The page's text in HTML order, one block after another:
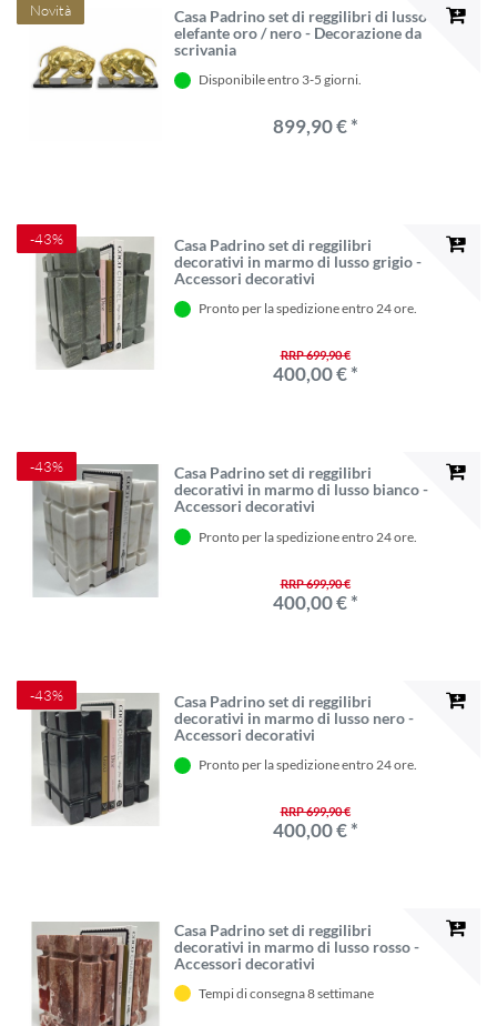
Novità
Casa Padrino set di reggilibri di lusso
elefante oro / nero - Decorazione da
scrivania
Disponibile entro 3-5 giorni.
899,90 € *
-43%
Casa Padrino set di reggilibri
decorativi in ​​marmo di lusso grigio -
Accessori decorativi
Pronto per la spedizione entro 24 ore.
RRP 699,90 €
400,00 € *
-43%
Casa Padrino set di reggilibri
decorativi in ​​marmo di lusso bianco -
Accessori decorativi
Pronto per la spedizione entro 24 ore.
RRP 699,90 €
400,00 € *
-43%
Casa Padrino set di reggilibri
decorativi in ​​marmo di lusso nero -
Accessori decorativi
Pronto per la spedizione entro 24 ore.
RRP 699,90 €
400,00 € *
Casa Padrino set di reggilibri
decorativi in ​​marmo di lusso rosso -
Accessori decorativi
Tempi di consegna 8 settimane